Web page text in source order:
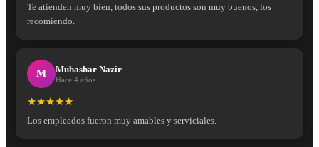
Te atienden muy bien, todos sus productos son muy buenos, los
recomiendo.
M Mubashar Nazir
Hace 4 años
★★★★★
Los empleados fueron muy amables y serviciales.